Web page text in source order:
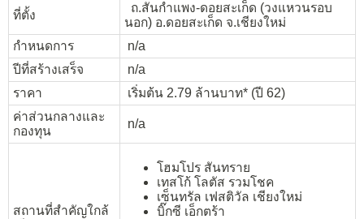
ที่ตั้ง
ถ.สันกำแพง-ดอยสะเก็ด (วงแหวนรอบ
นอก) อ.ดอยสะเก็ด จ.เชียงใหม่
กำหนดการ
n/a
ปีที่สร้างเสร็จ
n/a
ราคา
เริ่มต้น 2.79 ล้านบาท* (ปี 62)
ค่าส่วนกลางและ
กองทุน
n/a
สถานที่สำคัญใกล้
โฮมโปร สันทราย
เทสโก้ โลตัส รวมโชค
เซ็นทรัล เฟสติวัล เชียงใหม่
บิ๊กซี เอ็กตร้า